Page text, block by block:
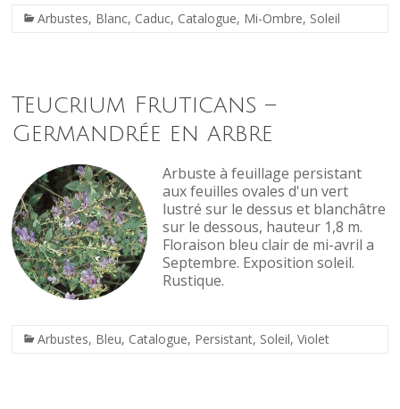
Arbustes, Blanc, Caduc, Catalogue, Mi-Ombre, Soleil
Teucrium Fruticans –
Germandrée en arbre
Arbuste à feuillage persistant
aux feuilles ovales d'un vert
lustré sur le dessus et blanchâtre
sur le dessous, hauteur 1,8 m.
Floraison bleu clair de mi-avril a
Septembre. Exposition soleil.
Rustique.
Arbustes, Bleu, Catalogue, Persistant, Soleil,Violet